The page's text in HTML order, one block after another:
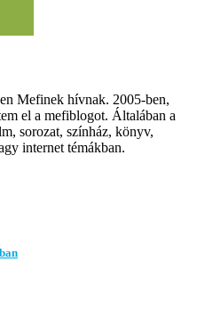
Mefinek hívnak. 2005-ben,
el a mefiblogot. Általában a
sorozat, színház, könyv,
internet témákban.